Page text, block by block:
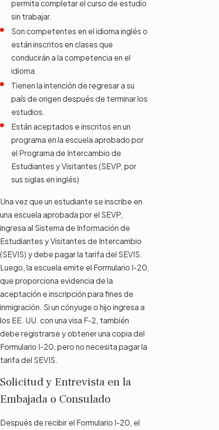
permita completar el curso de estudio
sin trabajar.
Son competentes en el idioma inglés o
están inscritos en clases que
conducirán a la competencia en el
idioma
Tienen la intención de regresar a su
país de origen después de terminar los
estudios.
Están aceptados e inscritos en un
programa en la escuela aprobado por
el Programa de Intercambio de
Estudiantes y Visitantes (SEVP, por
sus siglas en inglés)
Una vez que un estudiante se inscribe en
una escuela aprobada por el SEVP,
ingresa al Sistema de Información de
Estudiantes y Visitantes de Intercambio
(SEVIS) y debe pagar la tarifa del SEVIS.
Luego, la escuela emite el Formulario I-20,
que proporciona evidencia de la
aceptación e inscripción para fines de
inmigración. Si un cónyuge o hijo ingresa a
los EE. UU. con una visa F-2, también
debe registrarse y obtener una copia del
Formulario I-20, pero no necesita pagar la
tarifa del SEVIS.
Solicitud y Entrevista en la
Embajada o Consulado
Después de recibir el Formulario I-20, el